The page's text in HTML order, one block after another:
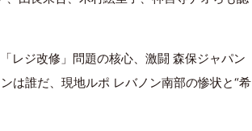
レジ改修」問題の核心、激闘 森保ジャパン
は誰だ、現地ルポ レバノン南部の惨状と“希